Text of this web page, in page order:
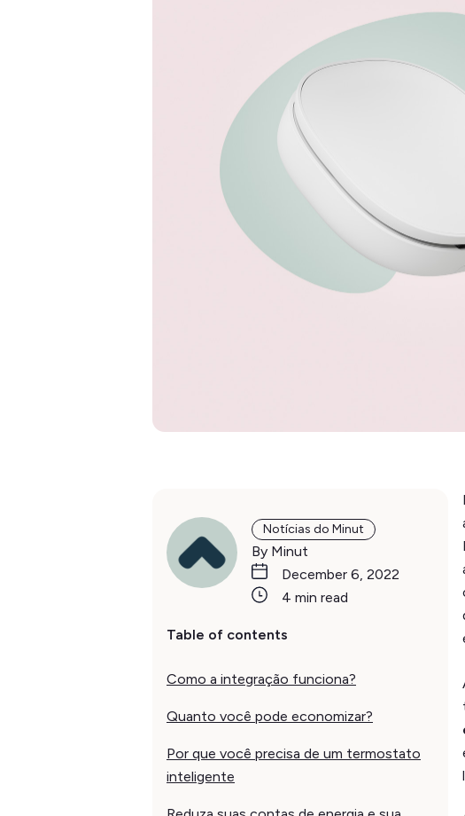
Notícias do Minut
By Minut
December 6, 2022
4 min read
Table of contents
Como a integração funciona?
Quanto você pode economizar?
Por que você precisa de um termostato
inteligente